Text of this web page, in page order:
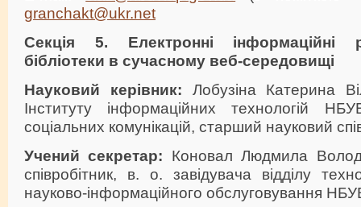
granchakt@ukr.net
Секція 5. Електронні інформаційні
бібліотеки в сучасному веб-середовищі
Науковий керівник: Лобузіна Катерина
Інституту інформаційних технологій
соціальних комунікацій, старший науковий
Учений секретар: Коновал Людмила
співробітник, в. о. завідувача відділу
науково-інформаційного обслуговування